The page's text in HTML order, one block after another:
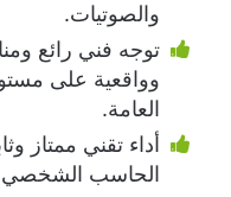
والصوتيات.
توجه فني رائع
وواقعية على
العامة.
الحاسب